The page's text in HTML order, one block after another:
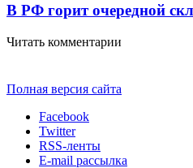
В РФ горит очередной
Читать комментарии
Полная версия сайта
Facebook
Twitter
RSS-ленты
E-mail рассылка